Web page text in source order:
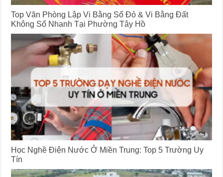
Top Văn Phòng Lập Vi Bằng Sổ Đỏ & Vi Bằng Đất
Không Sổ Nhanh Tại Phường Tây Hồ
Học Nghề Điện Nước Ở Miền Trung: Top 5 Trường Uy
Tín